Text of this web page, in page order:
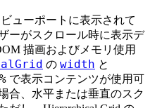
ューポートに表示されて
ーがスクロール時に表示デ
描画およびメモリ使用
の width と
で表示コンテンツが使用可
合、水平または垂直のスク